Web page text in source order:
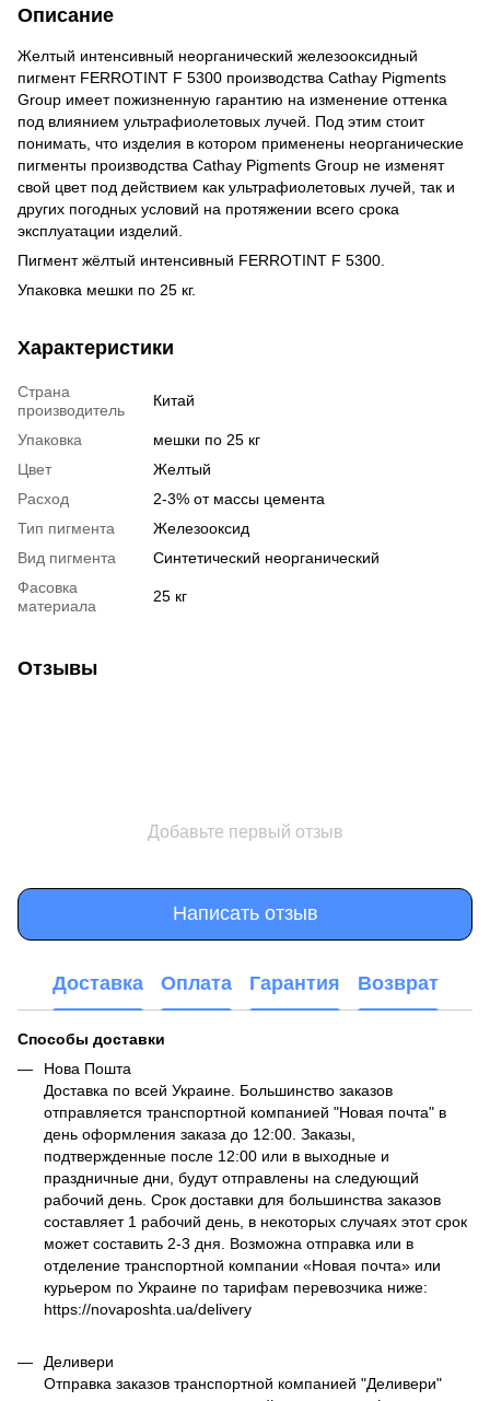
Описание
Желтый интенсивный неорганический железооксидный
пигментFERROTINT F 5300 производства Cathay Pigments
Group имеет пожизненную гарантию на изменение оттенка
под влиянием ультрафиолетовых лучей. Под этим стоит
понимать, что изделия в котором применены неорганические
пигменты производства Cathay Pigments Group не изменят
свой цвет под действием как ультрафиолетовых лучей, так и
других погодных условий на протяжении всего срока
эксплуатации изделий.
Пигмент жёлтый интенсивный FERROTINT F 5300.
Упаковка мешки по 25 кг.
Характеристики
Страна
производитель
Китай
Упаковка
мешки по 25 кг
Цвет
Желтый
Расход
2-3% от массы цемента
Тип пигмента
Железооксид
Вид пигмента
Синтетический неорганический
Фасовка
материала
25 кг
Отзывы
Добавьте первый отзыв
Написать отзыв
Доставка Оплата Гарантия Возврат
Способы доставки
Нова Пошта
Доставка по всей Украине. Большинство заказов
отправляется транспортной компанией "Новая почта" в
день оформления заказа до 12:00. Заказы,
подтвержденные после 12:00 или в выходные и
праздничные дни, будут отправлены на следующий
рабочий день. Срок доставки для большинства заказов
составляет 1 рабочий день, в некоторых случаях этот срок
может составить 2-3 дня. Возможна отправка или в
отделение транспортной компании «Новая почта» или
курьером по Украине по тарифам перевозчика ниже:
https://novaposhta.ua/delivery
Деливери
Отправка заказов транспортной компанией "Деливери"